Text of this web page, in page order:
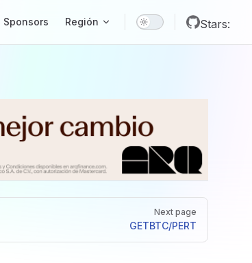
Sponsors Región Stars:
Next page
GETBTC/PERT